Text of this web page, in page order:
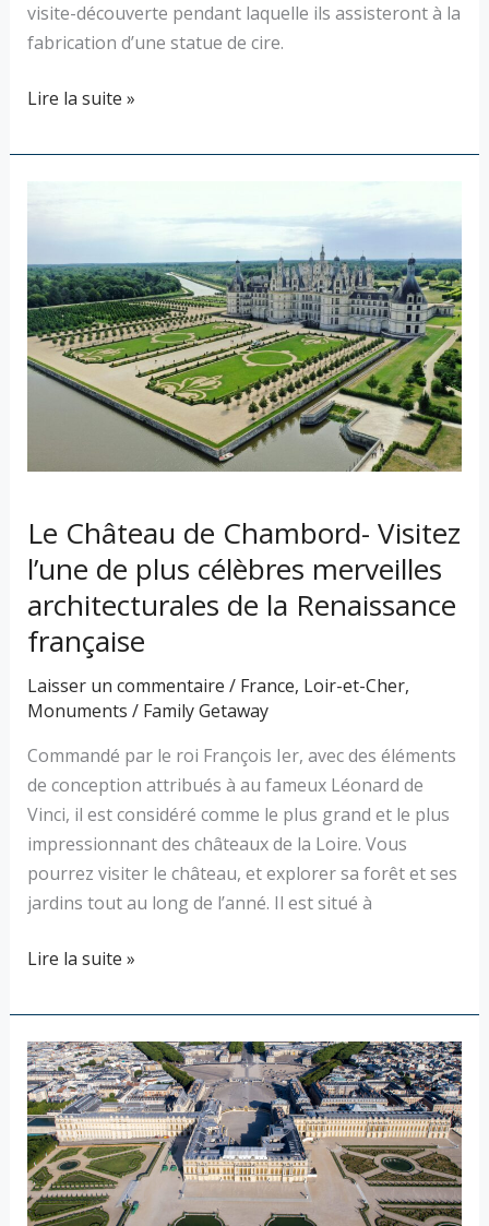
visite-découverte pendant laquelle ils assisteront à la
fabrication d’une statue de cire.
Lire la suite »
Le Château de Chambord- Visitez
l’une de plus célèbres merveilles
architecturales de la Renaissance
française
Laisser un commentaire / France, Loir-et-Cher,
Monuments / Family Getaway
Commandé par le roi François Ier, avec des éléments
de conception attribués à au fameux Léonard de
Vinci, il est considéré comme le plus grand et le plus
impressionnant des châteaux de la Loire. Vous
pourrez visiter le château, et explorer sa forêt et ses
jardins tout au long de l’anné. Il est situé à
Chambord-
Visitez
l’une
de
de
la
Renaissance
française
Lire la suite »
Le
Château
de
Versailles
–
Visitez